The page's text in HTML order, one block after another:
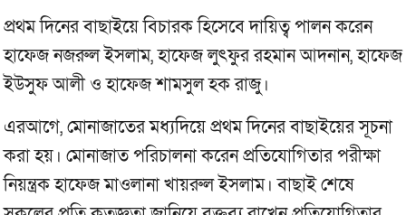
প্রথম দিনের বাছাইয়ে বিচারক হিসেবে দায়িত্ব পালন করেন
হাফেজ নজরুল ইসলাম, হাফেজ লুৎফুর রহমান আদনান, হাফেজ
ইউসুফ আলী ও হাফেজ শামসুল হক রাজু।
এরআগে, মোনাজাতের মধ্যদিয়ে প্রথম দিনের বাছাইয়ের সূচনা
করা হয়। মোনাজাত পরিচালনা করেন প্রতিযোগিতার পরীক্ষা
নিয়ন্ত্রক হাফেজ মাওলানা খায়রুল ইসলাম। বাছাই শেষে